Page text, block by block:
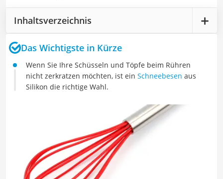
Inhaltsverzeichnis
Das Wichtigste in Kürze
Wenn Sie Ihre Schüsseln und Töpfe beim Rühren
nicht zerkratzen möchten, ist ein Schneebesen aus
Silikon die richtige Wahl.